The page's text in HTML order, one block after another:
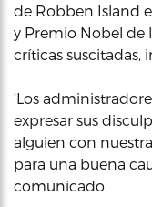
de Robben Island
y Premio Nobel de
críticas suscitadas,
‘Los
expresar sus
alguien con
para una buena
comunicado.